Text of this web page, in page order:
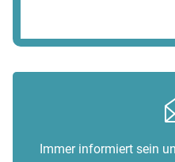
Immer informiert sein